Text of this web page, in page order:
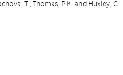
T., Thomas, P.K. and Huxley, C.: